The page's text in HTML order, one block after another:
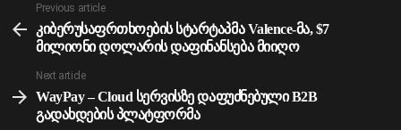
more
Previous article
კიბერუსაფრთხოების სტარტაპმა Valence-მა, $7
მილიონი დოლარის დაფინანსება მიიღო
Next article
WayPay – Cloud სერვისზე დაფუძნებული B2B
გადახდების პლატფორმა